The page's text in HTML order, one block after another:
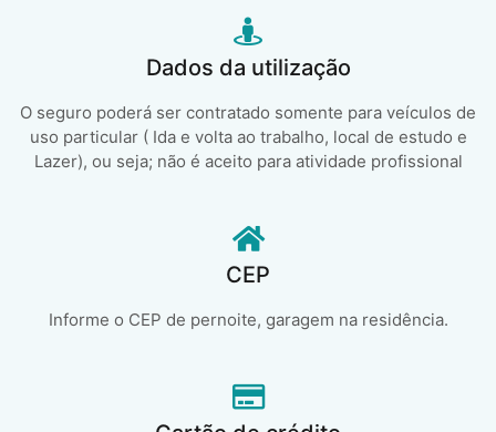
Dados da utilização
O seguro poderá ser contratado somente para veículos de
uso particular ( Ida e volta ao trabalho, local de estudo e
Lazer), ou seja; não é aceito para atividade profissional
CEP
Informe o CEP de pernoite, garagem na residência.